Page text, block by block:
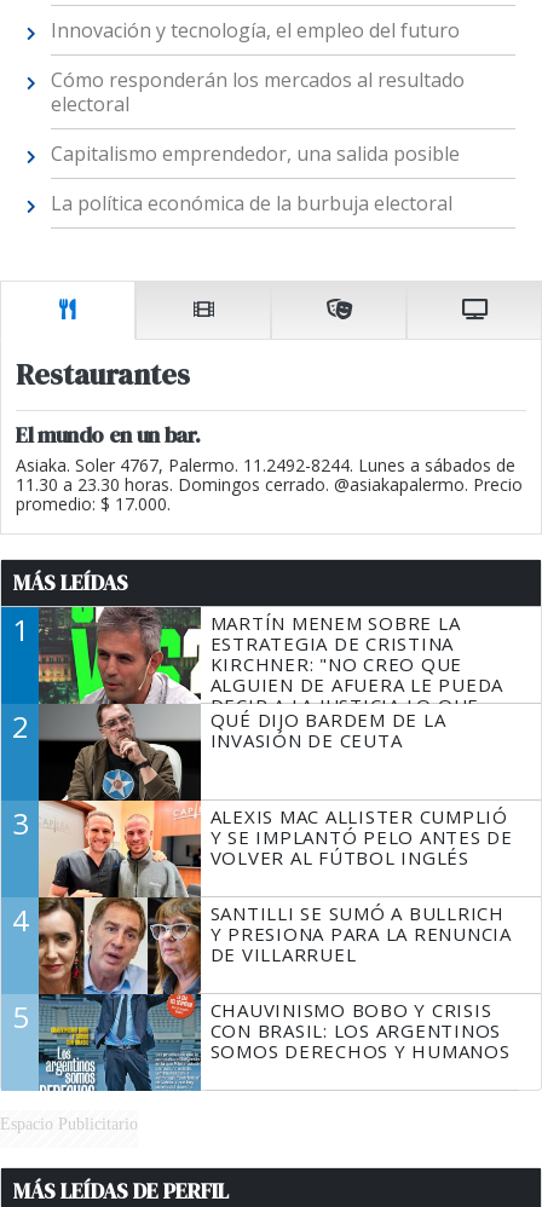
Innovación y tecnología, el empleo del futuro
Cómo responderán los mercados al resultado
electoral
Capitalismo emprendedor, una salida posible
La política económica de la burbuja electoral
Restaurantes
El mundo en un bar.
Asiaka. Soler 4767, Palermo. 11.2492-8244. Lunes a sábados de
11.30 a 23.30 horas. Domingos cerrado. @asiakapalermo. Precio
promedio: $ 17.000.
MÁS LEÍDAS
1
MARTÍN MENEM SOBRE LA
ESTRATEGIA DE CRISTINA
KIRCHNER: "NO CREO QUE
ALGUIEN DE AFUERA LE PUEDA
DECIR A LA JUSTICIA LO QUE
TIENE QUE HACER"
2
QUÉ DIJO BARDEM DE LA
INVASIÓN DE CEUTA
3
ALEXIS MAC ALLISTER CUMPLIÓ
Y SE IMPLANTÓ PELO ANTES DE
VOLVER AL FÚTBOL INGLÉS
4
SANTILLI SE SUMÓ A BULLRICH
Y PRESIONA PARA LA RENUNCIA
DE VILLARRUEL
5
CHAUVINISMO BOBO Y CRISIS
CON BRASIL: LOS ARGENTINOS
SOMOS DERECHOS Y HUMANOS
Espacio Publicitario
MÁS LEÍDAS DE PERFIL